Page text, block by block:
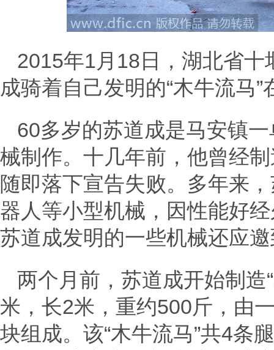
2015年1月18日，湖北省
成骑着自己发明的“木牛流马
60多岁的苏道成是马安镇
械制作。十几年前，他曾经
随即落下宣告失败。多年来
器人等小型机械，因性能好
苏道成发明的一些机械还应
两个月前，苏道成开始制造
米，长2米，重约500斤，由
块组成。该“木牛流马”共4条